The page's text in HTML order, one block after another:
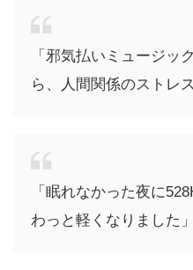
「邪気払いミュージッ
ら、人間関係のストレ
「眠れなかった夜に
わっと軽くなりました